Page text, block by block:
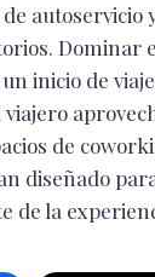
autoservicio
Dominar
inicio de
de
diseñado
de la